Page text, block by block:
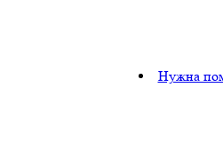
Нужна